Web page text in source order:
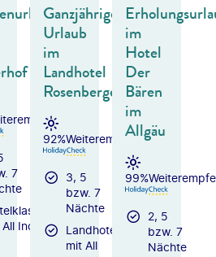
7
Inclusive
Ganzjähriger
Urlaub
im
Landhotel
Rosenberger
Weiterempfehlung
92%
3, 5
bzw. 7
Nächte
Landhotel
mit All
im
Hotel
Der
Bären
im
Allgäu
99%
2, 5
bzw. 7
Nächte